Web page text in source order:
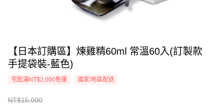
【日本訂購區】煉雞精60ml 常溫60入(訂製款
手提袋裝-藍色)
宅配滿NT$2,000免運 國家/地區配送
NT$15,000